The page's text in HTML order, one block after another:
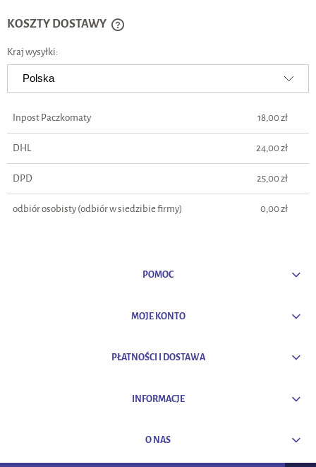
KOSZTY DOSTAWY
Kraj wysyłki:
Inpost Paczkomaty 18,00 zł
DHL 24,00 zł
DPD 25,00 zł
odbiór osobisty(odbiór w siedzibie firmy) 0,00 zł
POMOC
MOJE KONTO
PŁATNOŚCI I DOSTAWA
INFORMACJE
O NAS